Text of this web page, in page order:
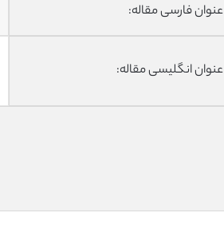
عنوان فارسی مقاله:
عنوان انگلیسی مقاله: